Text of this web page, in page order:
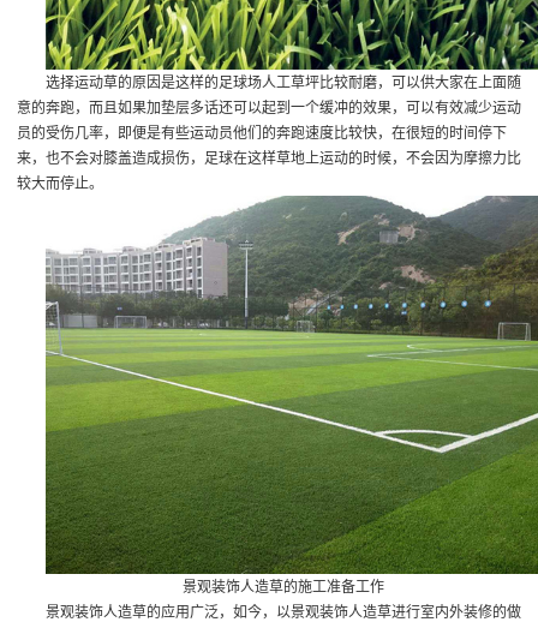
选择运动草的原因是这样的足球场人工草坪比较耐磨，可以供大家在上面随
意的奔跑，而且如果加垫层多话还可以起到一个缓冲的效果，可以有效减少运动
员的受伤几率，即便是有些运动员他们的奔跑速度比较快，在很短的时间停下
来，也不会对膝盖造成损伤，足球在这样草地上运动的时候，不会因为摩擦力比
较大而停止。
景观装饰人造草的施工准备工作
景观装饰人造草的应用广泛，如今，以景观装饰人造草进行室内外装修的做